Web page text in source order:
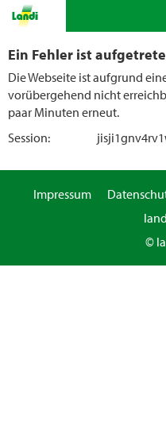
Ein Fehler ist
Die Webseite ist aufgrund
vorübergehend nicht
paar Minuten erneut.
Session:
Impressum
©